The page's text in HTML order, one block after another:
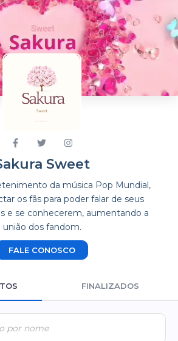
Sweet
da música Pop Mundial,
os fãs para poder falar de seus
e se conhecerem, aumentando a
união dos fandom.
FALE CONOSCO
FINALIZADOS